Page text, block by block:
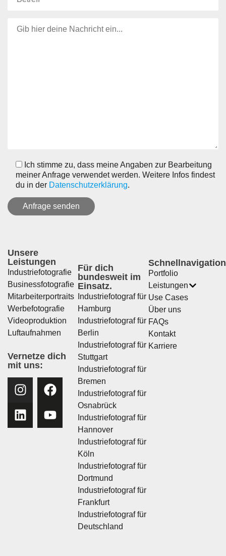
Ich stimme zu, dass meine Angaben zur Bearbeitung
meiner Anfrage verwendet werden. Weitere Infos findest
du in der Datenschutzerklärung.
Unsere
Leistungen
Industriefotografie
Businessfotografie
Mitarbeiterportraits
Werbefotografie
Videoproduktion
Luftaufnahmen
Vernetze dich
mit uns:
Für dich
bundesweit im
Einsatz.
Industriefotograf für
Hamburg
Industriefotograf für
Berlin
Industriefotograf für
Stuttgart
Industriefotograf für
Bremen
Industriefotograf für
Osnabrück
Industriefotograf für
Hannover
Industriefotograf für
Köln
Industriefotograf für
Dortmund
Industriefotograf für
Frankfurt
Industriefotograf für
Deutschland
Schnellnavigation
Portfolio
Leistungen
Use Cases
Über uns
FAQs
Kontakt
Karriere